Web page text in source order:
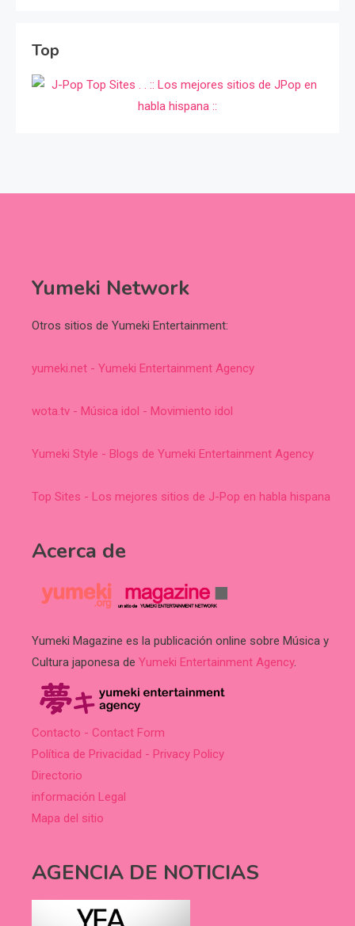
Top
Yumeki Network
Otros sitios de Yumeki Entertainment:
yumeki.net - Yumeki Entertainment Agency
wota.tv - Música idol - Movimiento idol
Yumeki Style - Blogs de Yumeki Entertainment Agency
Top Sites - Los mejores sitios de J-Pop en habla hispana
Acerca de
Yumeki Magazine es la publicación online sobre Música y
Cultura japonesa de Yumeki Entertainment Agency.
Contacto - Contact Form
Política de Privacidad - Privacy Policy
Directorio
información Legal
Mapa del sitio
AGENCIA DE NOTICIAS